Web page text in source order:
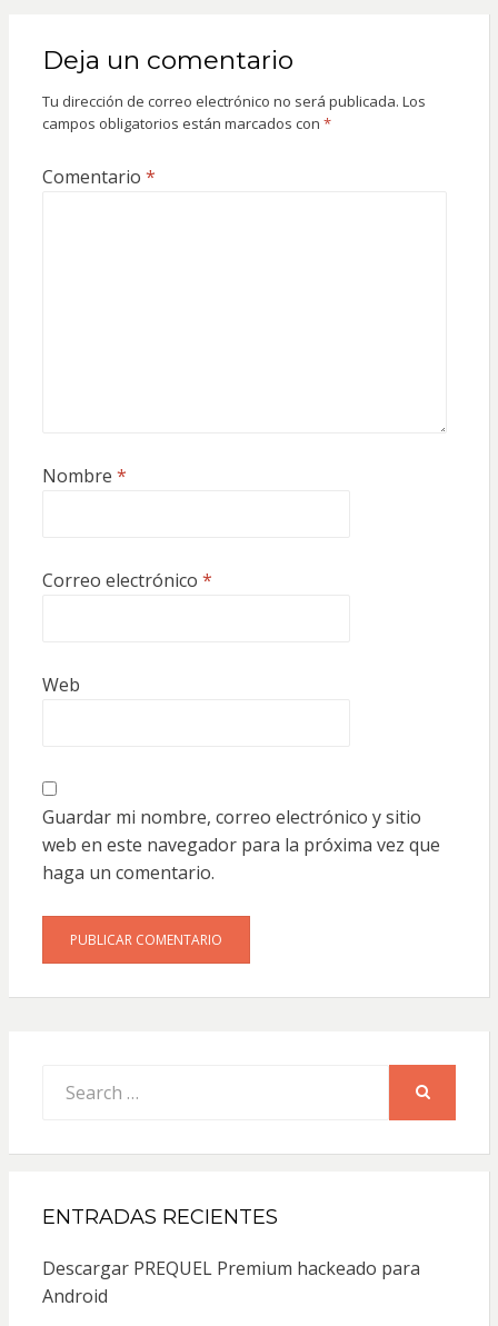
Deja un comentario
Tu dirección de correo electrónico no será publicada. Los
campos obligatorios están marcados con *
Comentario *
Nombre *
Correo electrónico *
Web
Guardar mi nombre, correo electrónico y sitio
web en este navegador para la próxima vez que
haga un comentario.
for:
ENTRADAS RECIENTES
Descargar PREQUEL Premium hackeado para
Android